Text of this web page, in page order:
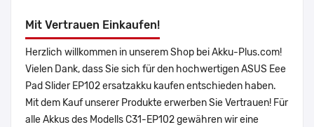
Mit Vertrauen Einkaufen!
Herzlich willkommen in unserem Shop bei Akku-Plus.com!
Vielen Dank, dass Sie sich für den hochwertigen ASUS Eee
Pad Slider EP102 ersatzakku kaufen entschieden haben.
Mit dem Kauf unserer Produkte erwerben Sie Vertrauen! Für
alle Akkus des Modells C31-EP102 gewähren wir eine